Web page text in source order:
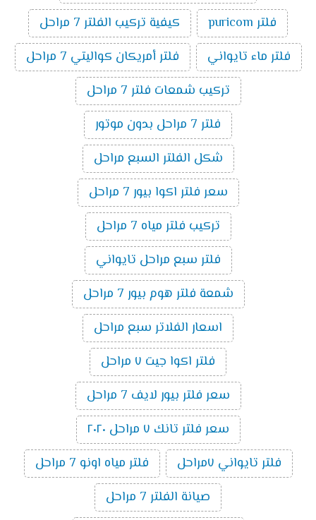
فلتر puricom
كيفية تركيب الفلتر 7 مراحل
فلتر ماء تايواني
فلتر أمريكان كواليتي 7 مراحل
تركيب شمعات فلتر 7 مراحل
فلتر 7 مراحل بدون موتور
شكل الفلتر السبع مراحل
سعر فلتر اكوا بيور 7 مراحل
تركيب فلتر مياه 7 مراحل
فلتر سبع مراحل تايواني
شمعة فلتر هوم بيور 7 مراحل
اسعار الفلاتر سبع مراحل
فلتر اكوا جيت ٧ مراحل
سعر فلتر بيور لايف 7 مراحل
سعر فلتر تانك ٧ مراحل ٢٠٢٠
فلتر تايواني ٧مراحل
فلتر مياه اونو 7 مراحل
صيانة الفلتر 7 مراحل